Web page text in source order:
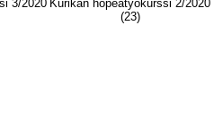
3/2020 Kurikan hopeatyökurssi 2/2020
(23)